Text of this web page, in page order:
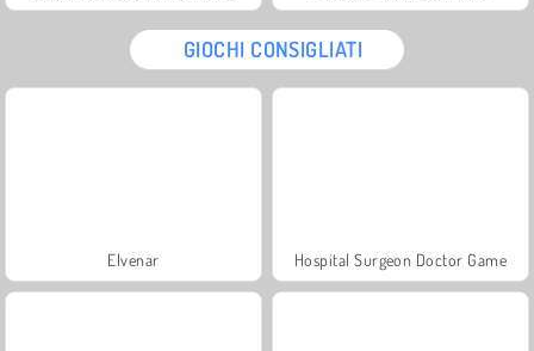
GIOCHI CONSIGLIATI
Elvenar Hospital Surgeon Doctor Game